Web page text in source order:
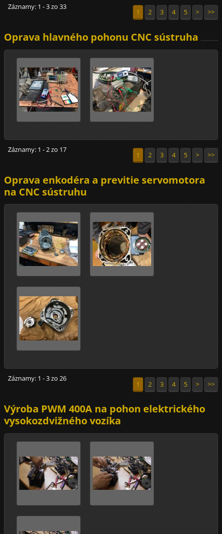
Záznamy: 1 - 3 zo 33
1 2 3 4 5 > >>
Oprava hlavného pohonu CNC sústruha
Záznamy: 1 - 2 zo 17
1 2 3 4 5 > >>
Oprava enkodéra a previtie servomotora
na CNC sústruhu
Záznamy: 1 - 3 zo 26
1 2 3 4 5 > >>
Výroba PWM 400A na pohon elektrického
vysokozdvižného vozíka